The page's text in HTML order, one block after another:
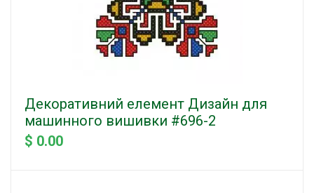
Декоративний елемент Дизайн для
машинного вишивки #696-2
$ 0.00